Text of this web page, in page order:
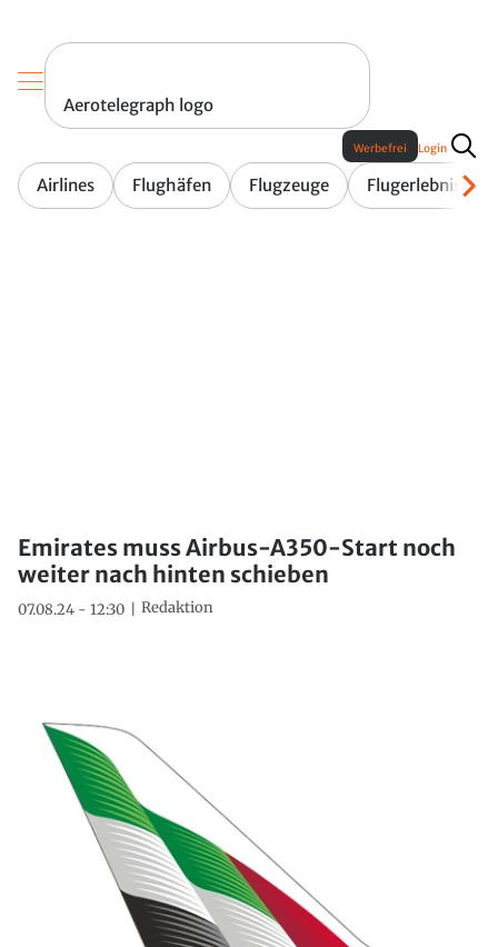
Aerotelegraph logo
Airlines Flughäfen Flugzeuge Flugerlebnis
Werbefrei Login
Emirates muss Airbus-A350-Start noch
weiter nach hinten schieben
07.08.24 - 12:30 Redaktion